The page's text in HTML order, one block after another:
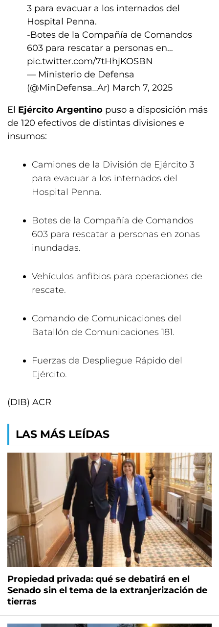
3 para evacuar a los internados del
Hospital Penna.
-Botes de la Compañía de Comandos
603 para rescatar a personas en…
pic.twitter.com/7tHhjKOSBN
— Ministerio de Defensa
(@MinDefensa_Ar) March 7, 2025
El Ejército Argentino puso a disposición más
de 120 efectivos de distintas divisiones e
insumos:
Camiones de la División de Ejército 3
para evacuar a los internados del
Hospital Penna.
Botes de la Compañía de Comandos
603 para rescatar a personas en zonas
inundadas.
Vehículos anfibios para operaciones de
rescate.
Comando de Comunicaciones del
Batallón de Comunicaciones 181.
Fuerzas de Despliegue Rápido del
Ejército.
(DIB) ACR
LAS MÁS LEÍDAS
Propiedad privada: qué se debatirá en el
Senado sin el tema de la extranjerización de
tierras